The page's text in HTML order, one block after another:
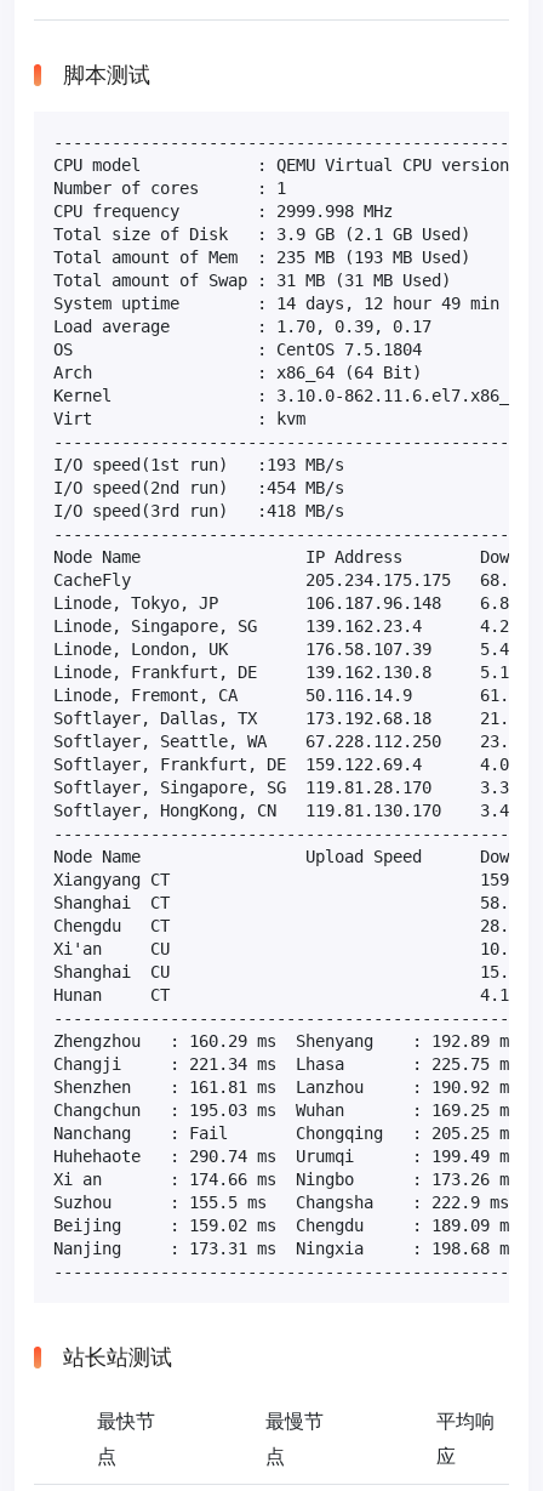
脚本测试
CPU model            : QEMU Virtual CPU version
Number of cores      : 1
CPU frequency        : 2999.998 MHz
Total size of Disk   : 3.9 GB (2.1 GB Used)
Total amount of Mem  : 235 MB (193 MB Used)
Total amount of Swap : 31 MB (31 MB Used)
System uptime        : 14 days, 12 hour 49 min
Load average         : 1.70, 0.39, 0.17
OS                   : CentOS 7.5.1804
Arch                 : x86_64 (64 Bit)
Kernel               : 3.10.0-862.11.6.el7.x86_64
Virt                 : kvm
I/O speed(1st run)   :193 MB/s
I/O speed(2nd run)   :454 MB/s
I/O speed(3rd run)   :418 MB/s
Node Name                 IP Address
CacheFly                  205.234.175.175
Linode, Tokyo, JP         106.187.96.148
Linode, Singapore, SG     139.162.23.4
Linode, London, UK        176.58.107.39
Linode, Frankfurt, DE     139.162.130.8
Linode, Fremont, CA       50.116.14.9
Softlayer, Dallas, TX     173.192.68.18
Softlayer, Seattle, WA    67.228.112.250
Softlayer, Frankfurt, DE  159.122.69.4
Softlayer, Singapore, SG  119.81.28.170
Softlayer, HongKong, CN   119.81.130.170
Node Name                 Upload Speed
Xiangyang CT                                159.30
Shanghai  CT                                58.27
Chengdu   CT                                28.85
Xi'an     CU                                10.99
Shanghai  CU                                15.20
Hunan     CT                                4.18
Zhengzhou   : 160.29 ms  Shenyang    : 192.89
Changji     : 221.34 ms  Lhasa       : 225.75
Shenzhen    : 161.81 ms  Lanzhou     : 190.92
Changchun   : 195.03 ms  Wuhan       :
Nanchang    : Fail       Chongqing   : 205.25
Huhehaote   : 290.74 ms  Urumqi      : 199.49 ms
Xi an       : 174.66 ms  Ningbo      : 173.26
Suzhou      : 155.5 ms   Changsha    : 222.9
Beijing     : 159.02 ms  Chengdu     : 189.09
Nanjing     : 173.31 ms  Ningxia     : 198.68 ms
站长站测试
最快节
点
最慢节
点
平均响
应